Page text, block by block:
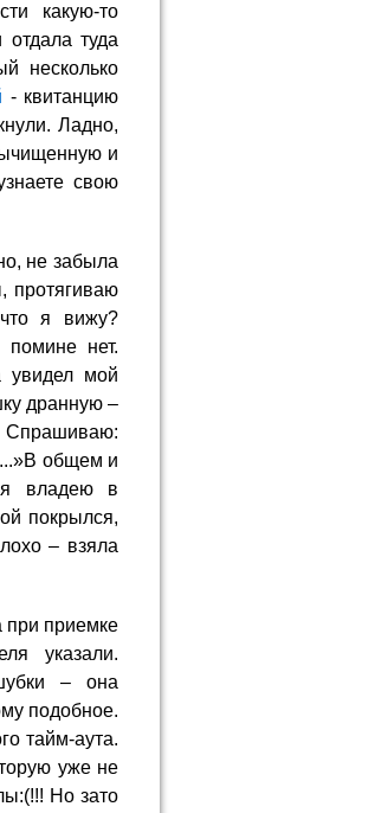
какую-то
туда
несколько
- квитанцию
Ладно,
и
свою
не забыла
протягиваю
я вижу?
нет.
увидел мой
дранную –
Спрашиваю:
общем и
я владею в
покрылся,
– взяла
при приемке
указали.
– она
подобное.
тайм-аута.
уже не
Но зато